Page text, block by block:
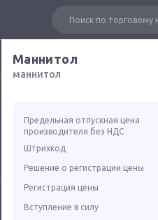
Маннитол
маннитол
Предельная отпускная цена
производителя без НДС
Штрихкод
Решение о регистрации цены
Регистрация цены
Вступление в силу